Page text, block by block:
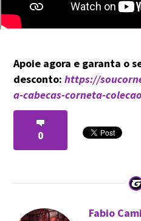
Apoie agora e garanta o
desconto: https://
a-cabecas-corneta-
0
Fabio